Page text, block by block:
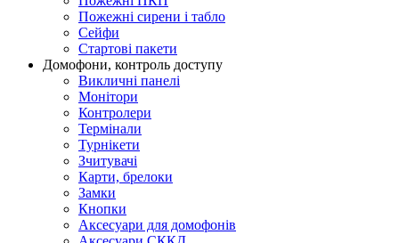
Пожежні сирени і табло
Сейфи
Стартові пакети
Домофони, контроль доступу
Викличні панелі
Монітори
Контролери
Термінали
Турнікети
Зчитувачі
Карти, брелоки
Замки
Кнопки
Аксесуари для домофонів